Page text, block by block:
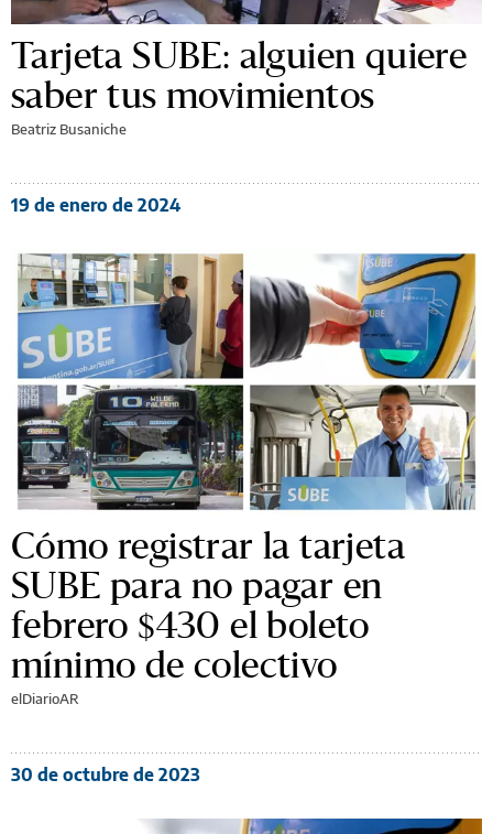
Tarjeta SUBE: alguien quiere
saber tus movimientos
Beatriz Busaniche
19 de enero de 2024
Cómo registrar la tarjeta
SUBE para no pagar en
febrero $430 el boleto
mínimo de colectivo
elDiarioAR
30 de octubre de 2023